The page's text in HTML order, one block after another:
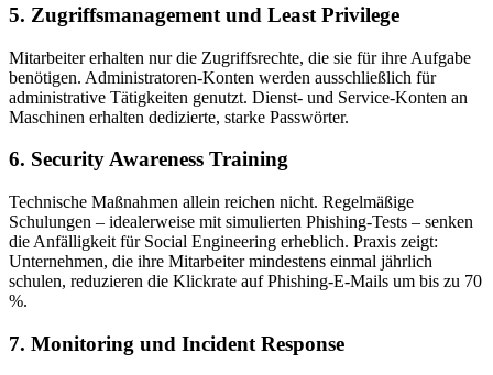
5. Zugriffsmanagement und Least Privilege
Mitarbeiter erhalten nur die Zugriffsrechte, die sie für ihre Aufgabe
benötigen. Administratoren-Konten werden ausschließlich für
administrative Tätigkeiten genutzt. Dienst- und Service-Konten an
Maschinen erhalten dedizierte, starke Passwörter.
6. Security Awareness Training
Technische Maßnahmen allein reichen nicht. Regelmäßige
Schulungen – idealerweise mit simulierten Phishing-Tests – senken
die Anfälligkeit für Social Engineering erheblich. Praxis zeigt:
Unternehmen, die ihre Mitarbeiter mindestens einmal jährlich
schulen, reduzieren die Klickrate auf Phishing-E-Mails um bis zu 70
%.
7. Monitoring und Incident Response